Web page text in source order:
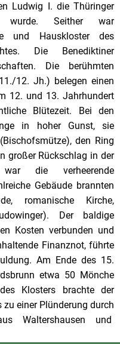
Ludwig I. die Thüringer
wurde. Seither war
und Hauskloster des
Die Benediktiner
Die berühmten
12. Jh.) belegen einen
12. und 13. Jahrhundert
Blütezeit. Bei den
in hoher Gunst, sie
den Ring
großer Rückschlag in der
die verheerende
Gebäude brannten
romanische Kirche,
Der baldige
Kosten verbunden und
Finanznot, führte
Am Ende des 15.
etwa 50 Mönche
Klosters brachte der
einer Plünderung durch
Waltershausen und